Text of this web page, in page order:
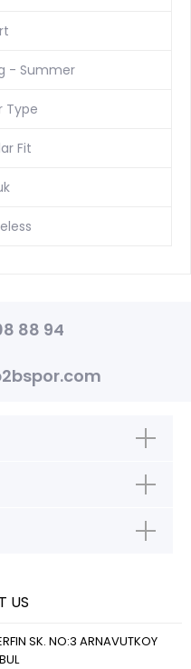
- Summer
Type
Fit
88 94
US
SK. NO:3 ARNAVUTKOY